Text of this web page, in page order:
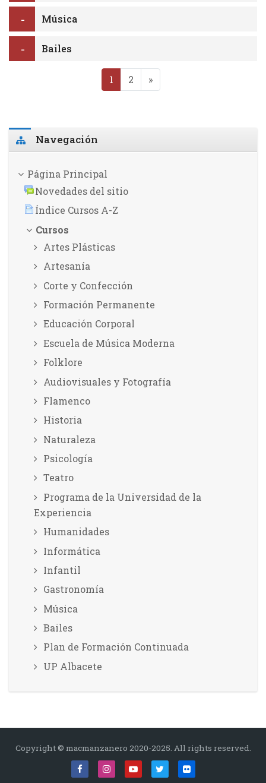
Música
Bailes
1 (actual)
2 »Siguiente página
Salta Navegación
Navegación
Página Principal
Novedades del sitio
Índice Cursos A-Z
Cursos
Artes Plásticas
Artesanía
Corte y Confección
Formación Permanente
Educación Corporal
Escuela de Música Moderna
Folklore
Audiovisuales y Fotografía
Flamenco
Historia
Naturaleza
Psicología
Teatro
Programa de la Universidad de la
Experiencia
Humanidades
Informática
Infantil
Gastronomía
Música
Bailes
Plan de Formación Continuada
UP Albacete
Copyright © macmanzanero 2020-2025. All rights reserved.